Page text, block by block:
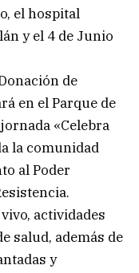
el hospital
y el 4 de Junio
de
en el Parque de
«Celebra
la comunidad
al Poder
actividades
salud, además de
y